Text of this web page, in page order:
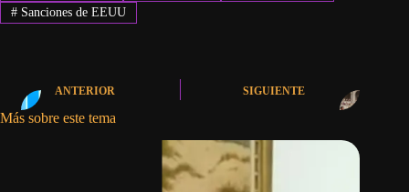
#Sanciones de EEUU
ANTERIOR SIGUIENTE
Más sobre este tema